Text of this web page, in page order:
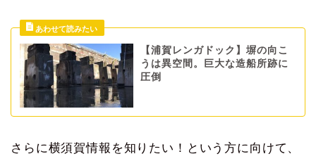
【浦賀レンガドック】塀の向こ
うは異空間。巨大な造船所跡に
圧倒
さらに横須賀情報を知りたい！という方に向けて、